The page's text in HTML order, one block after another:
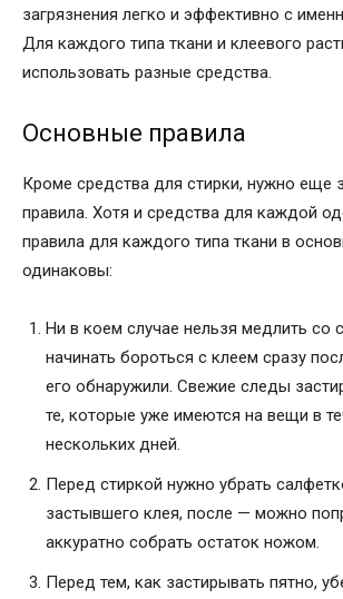
загрязнения легко и эффективно с
Для каждого типа ткани и клеевого
использовать разные средства.
Основные правила
Кроме средства для стирки, нужно еще
правила. Хотя и средства для каждой
правила для каждого типа ткани в
одинаковы:
Ни в коем случае нельзя медлить со
начинать бороться с клеем сразу
его обнаружили. Свежие следы
те, которые уже имеются на вещи в
нескольких дней.
Перед стиркой нужно убрать
застывшего клея, после — можно
аккуратно собрать остаток ножом.
Перед тем, как застирывать пятно,